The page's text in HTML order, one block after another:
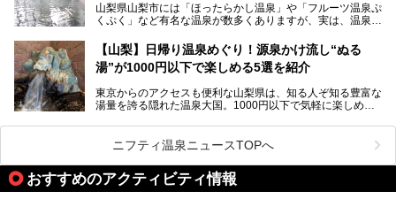
室や無料朝食などをご紹介。温泉通が口を揃えて絶賛する神
コスパ宿の全貌を徹底解説します！
ぴあ」の魅力をご紹介します。
提供元：株式会社湯ーとぴあ【PR】
この記事は株式会社湯ーとぴあのPRレポート記事です。
山梨県山梨市には「ほったらかし温泉」や「フルーツ温泉ぷ
くぷく」など有名な温泉が数多くありますが、実は、温泉マ
です。今回紹介する「はやぶさ温泉」も、そのひとつ。温泉
はもちろん、絶景や地元食材を活かしたグルメも堪能できま
す。
します。
【山梨】日帰り温泉めぐり！源泉かけ流し“ぬる
湯”が1000円以下で楽しめる5選を紹介
東京からのアクセスも便利な山梨県は、知る人ぞ知る豊富な
湯量を誇る隠れた温泉大国。1000円以下で気軽に楽しめ
も、これからの季節に嬉しい、じんわりと体の芯まで温ま
る“ぬる湯”が豊富なのも魅力。今回は、湯質も抜群で心ゆく
までリラックスできる山梨のお得な日帰り温泉を、実際体験
した感想と共に紹介します。
※ぬる湯とは35℃～39℃程度の体温に近いぬるめ温泉のこ
ニフティ温泉ニュースTOPへ
おすすめのアクティビティ情報